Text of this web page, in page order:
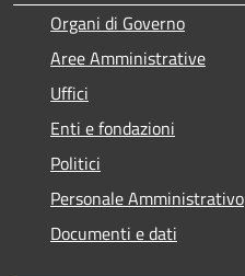
Organi di Governo
Aree Amministrative
Uffici
Enti e fondazioni
Politici
Personale Amministrativo
Documenti e dati